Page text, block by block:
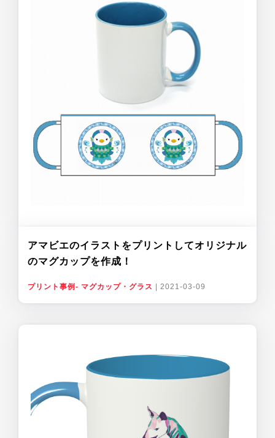
アマビエのイラストをプリントしてオリジナル
のマグカップを作成！
プリント事例- マグカップ・グラス 2021-03-09